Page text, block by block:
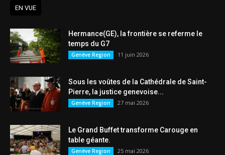
EN VUE
Hermance(GE), la frontière se referme le
temps du G7
Genève Region 11 juin 2026
Sous les voûtes de la Cathédrale de Saint-
Pierre, la justice genevoise...
Genève Region 27 mai 2026
Le Grand Buffet transforme Carouge en
table géante.
Genève Region 25 mai 2026